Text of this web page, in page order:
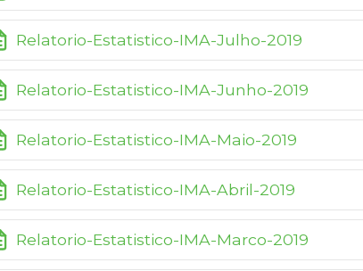
Relatorio-Estatistico-IMA-Julho-2019
Relatorio-Estatistico-IMA-Junho-2019
Relatorio-Estatistico-IMA-Maio-2019
Relatorio-Estatistico-IMA-Abril-2019
Relatorio-Estatistico-IMA-Marco-2019